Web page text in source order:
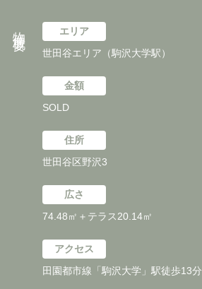
エリア
世田谷エリア（駒沢大学駅）
金額
SOLD
住所
世田谷区野沢3
広さ
74.48㎡＋テラス20.14㎡
アクセス
田園都市線「駒沢大学」駅徒歩13分